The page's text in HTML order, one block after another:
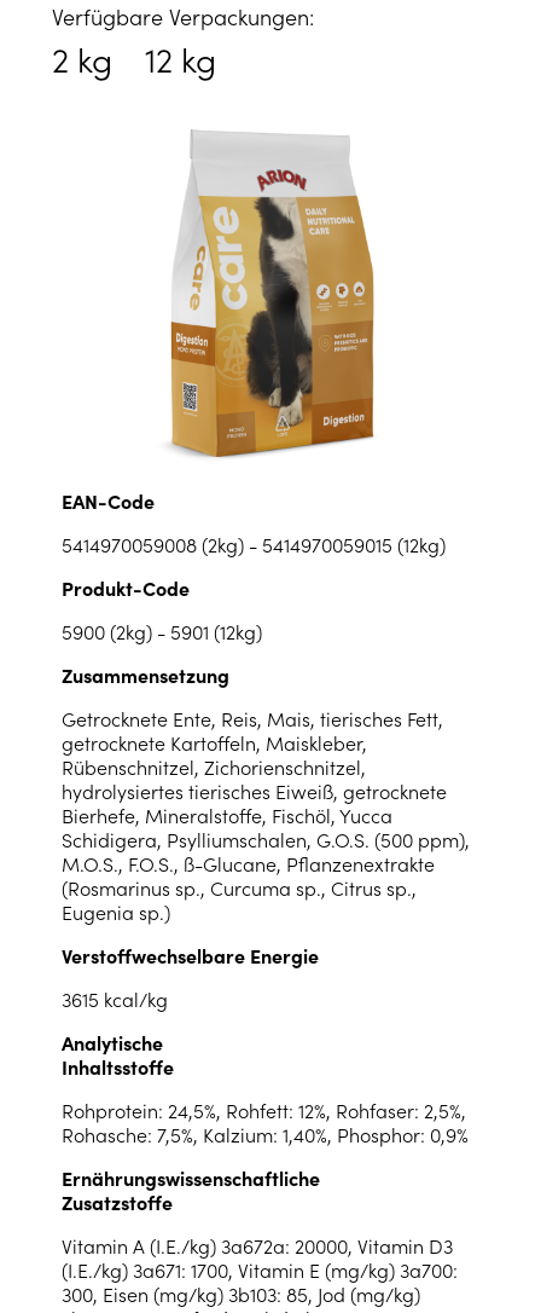
Verfügbare Verpackungen:
2 kg 12 kg
EAN-Code
5414970059008 (2kg) - 5414970059015 (12kg)
Produkt-Code
5900 (2kg) - 5901 (12kg)
Zusammensetzung
Getrocknete Ente, Reis, Mais, tierisches Fett,
getrocknete Kartoffeln, Maiskleber,
Rübenschnitzel, Zichorienschnitzel,
hydrolysiertes tierisches Eiweiß, getrocknete
Bierhefe, Mineralstoffe, Fischöl, Yucca
Schidigera, Psylliumschalen, G.O.S. (500 ppm),
M.O.S., F.O.S., ß-Glucane, Pflanzenextrakte
(Rosmarinus sp., Curcuma sp., Citrus sp.,
Eugenia sp.)
Verstoffwechselbare Energie
3615 kcal/kg
Analytische
Inhaltsstoffe
Rohprotein: 24,5%, Rohfett: 12%, Rohfaser: 2,5%,
Rohasche: 7,5%, Kalzium: 1,40%, Phosphor: 0,9%
Ernährungswissenschaftliche
Zusatzstoffe
Vitamin A (I.E./kg) 3a672a: 20000, Vitamin D3
(I.E./kg) 3a671: 1700, Vitamin E (mg/kg) 3a700:
300, Eisen (mg/kg) 3b103: 85, Jod (mg/kg)